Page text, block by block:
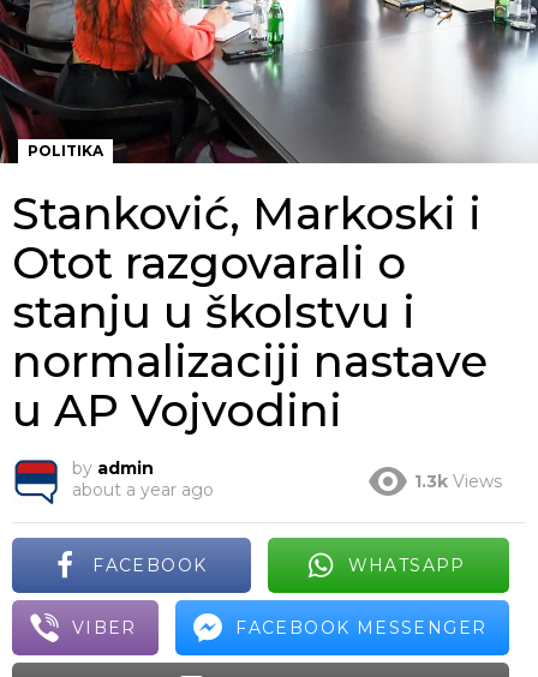
POLITIKA
Stanković, Markoski i
Otot razgovarali o
stanju u školstvu i
normalizaciji nastave
u AP Vojvodini
by admin
about a year ago
1.3k Views
FACEBOOK WHATSAPP
VIBER FACEBOOK MESSENGER